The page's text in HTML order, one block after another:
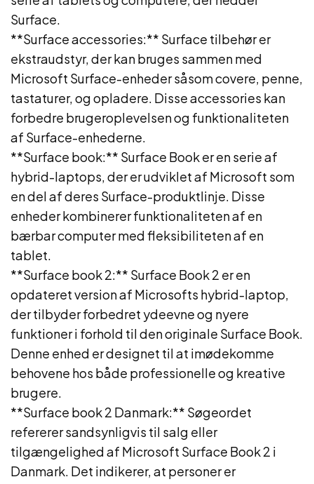
Surface.
**Surface accessories:** Surface tilbehør er
ekstraudstyr, der kan bruges sammen med
Microsoft Surface-enheder såsom covere, penne,
tastaturer, og opladere. Disse accessories kan
forbedre brugeroplevelsen og funktionaliteten
af Surface-enhederne.
**Surface book:** Surface Book er en serie af
hybrid-laptops, der er udviklet af Microsoft som
en del af deres Surface-produktlinje. Disse
enheder kombinerer funktionaliteten af en
bærbar computer med fleksibiliteten af en
tablet.
**Surface book 2:** Surface Book 2 er en
opdateret version af Microsofts hybrid-laptop,
der tilbyder forbedret ydeevne og nyere
funktioner i forhold til den originale Surface Book.
Denne enhed er designet til at imødekomme
behovene hos både professionelle og kreative
brugere.
**Surface book 2 Danmark:** Søgeordet
refererer sandsynligvis til salg eller
tilgængelighed af Microsoft Surface Book 2 i
Danmark. Det indikerer, at personer er